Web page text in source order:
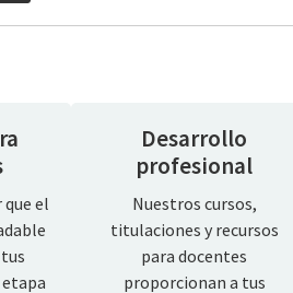
que el
Desarrollo
profesional
Nuestros cursos,
titulaciones y recursos
para docentes
proporcionan a tus